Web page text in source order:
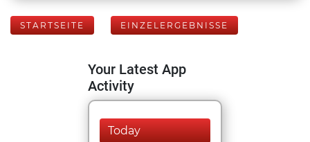
STARTSEITE EINZELERGEBNISSE
Your Latest App
Activity
Today